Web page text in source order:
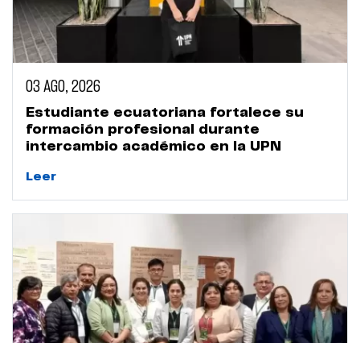
03 AGO, 2026
Estudiante ecuatoriana fortalece su
formación profesional durante
intercambio académico en la UPN
Leer